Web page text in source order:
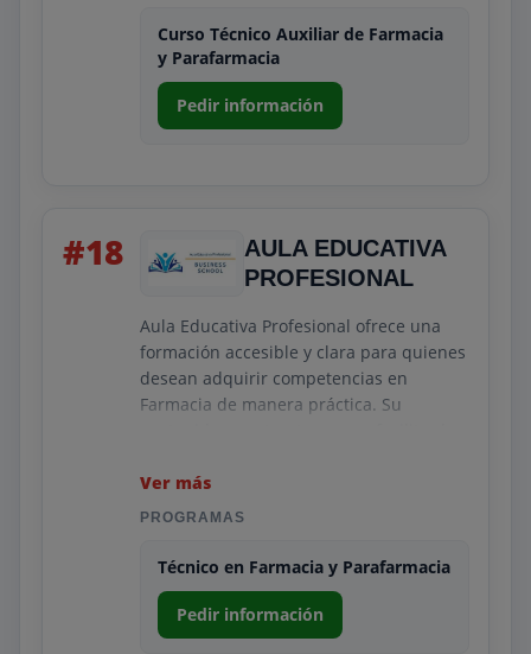
inician desde cero.
Su propuesta incluye apoyo tutorizado y
una línea formativa orientada a la
obtención de competencias específicas.
practicidad y enfoque directo.
Curso Técnico Auxiliar de Farmacia
y Parafarmacia
Pedir información
#18
AULA EDUCATIVA
PROFESIONAL
Aula Educativa Profesional ofrece una
formación accesible y clara para quienes
desean adquirir competencias en
Farmacia de manera práctica. Su
habituales de una oficina de farmacia,
incluyendo dispensación y
La propuesta destaca por su trato
cercano y por la adaptación a distintos
perfiles de estudiante. La orientación
Ver más
PROGRAMAS
Técnico en Farmacia y Parafarmacia
Pedir información